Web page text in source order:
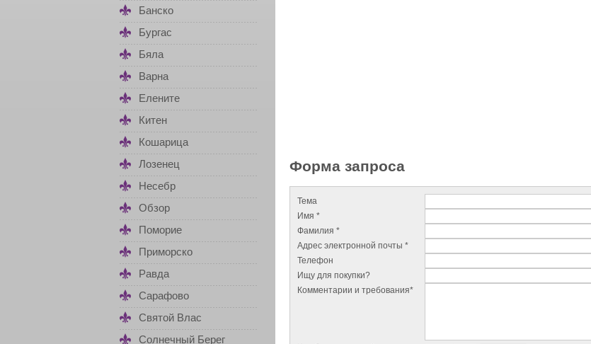
Банско
Бургас
Бяла
Варна
Елените
Китен
Кошарица
Лозенец
Несебр
Обзор
Поморие
Приморско
Равда
Сарафово
Святой Влас
Солнечный Берег
Форма запроса
Тема
Имя *
Фамилия *
Адрес электронной почты *
Телефон
Ищу для покупки?
Комментарии и требования*